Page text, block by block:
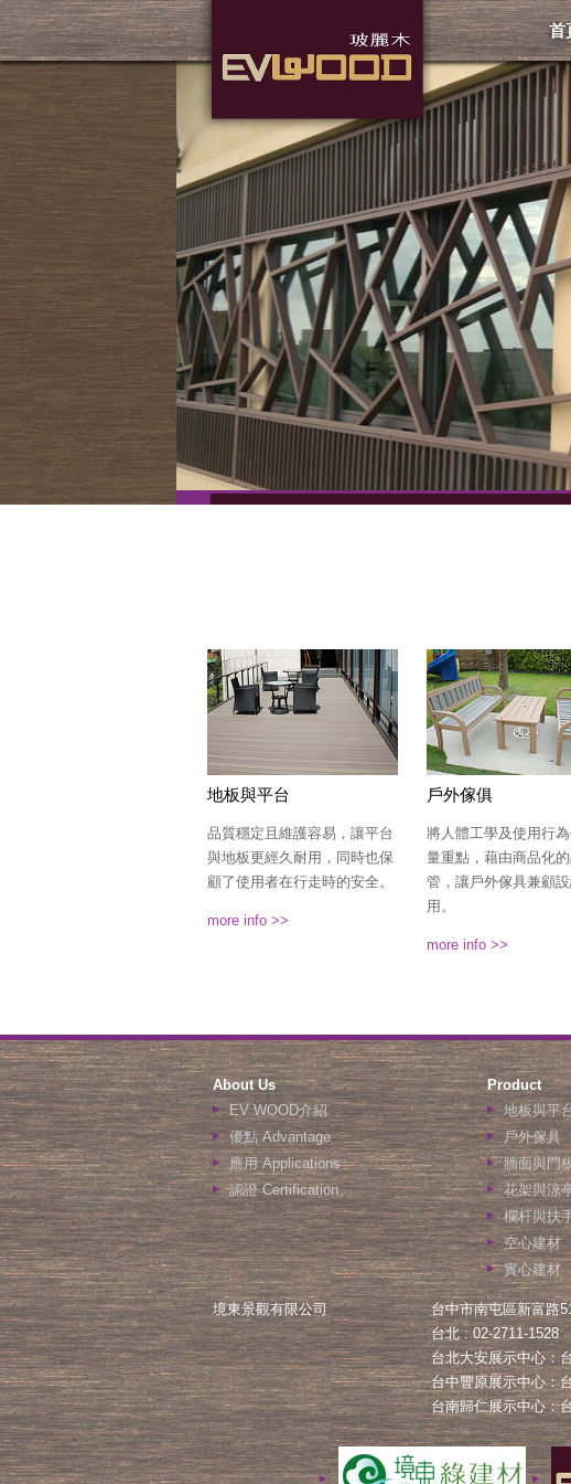
首
地板與平台
品質穩定且維護容易，讓平台
與地板更經久耐用，同時也保
顧了使用者在行走時的安全。
more info >>
戶外傢俱
將人體工學及使用行
量重點，藉由商品化
管，讓戶外傢具兼顧
用。
more info >>
About Us
EV WOOD介紹
優點 Advantage
應用 Applications
認證 Certification
Product
地板與平
戶外傢具
牆面與門
花架與涼
欄杆與扶
空心建材
實心建材
境東景觀有限公司 台中市南屯區新富路
台北 : 02-2711-1528
台北大安展示中心：
台中豐原展示中心：
台南歸仁展示中心：
line
04-2251-4288